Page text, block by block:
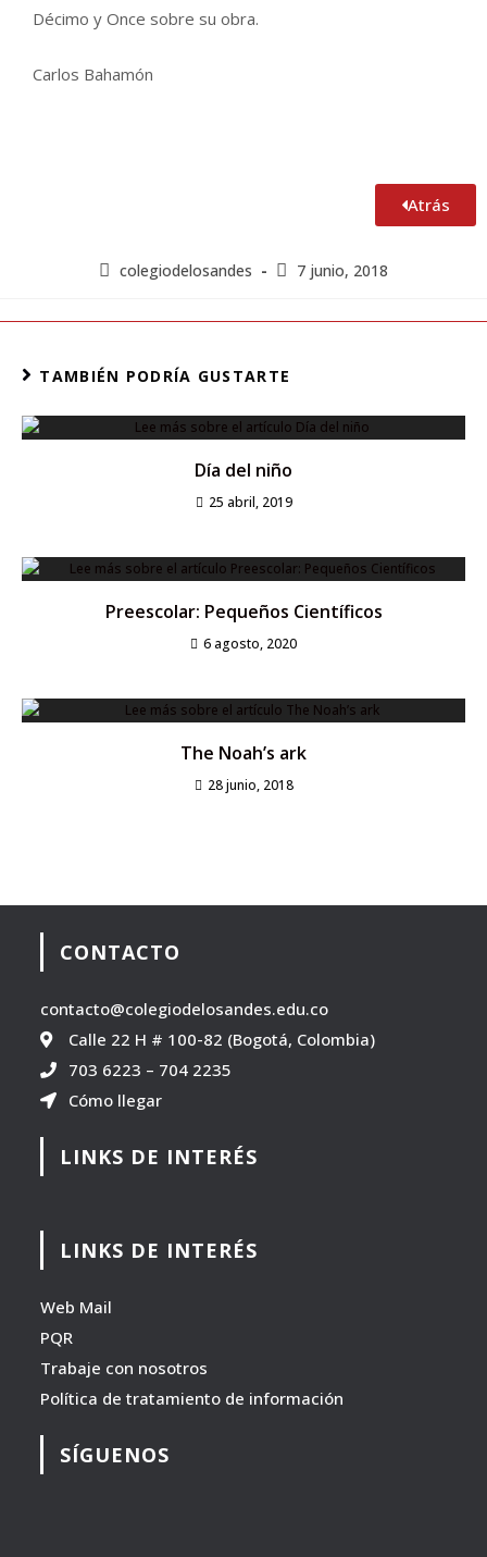
Décimo y Once sobre su obra.
Carlos Bahamón
Atrás
colegiodelosandes 7 junio, 2018
TAMBIÉN PODRÍA GUSTARTE
Día del niño
25 abril, 2019
Preescolar: Pequeños Científicos
6 agosto, 2020
The Noah’s ark
28 junio, 2018
CONTACTO
contacto@colegiodelosandes.edu.co
Calle 22 H # 100-82 (Bogotá, Colombia)
703 6223 – 704 2235
Cómo llegar
LINKS DE INTERÉS
LINKS DE INTERÉS
Web Mail
PQR
Trabaje con nosotros
Política de tratamiento de información
SÍGUENOS